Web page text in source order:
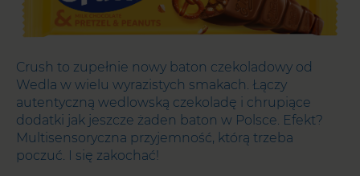
Crush to zupełnie nowy baton czekoladowy od
Wedla w wielu wyrazistych smakach. Łączy
autentyczną wedlowską czekoladę i chrupiące
dodatki jak jeszcze żaden baton w Polsce. Efekt?
Multisensoryczna przyjemność, którą trzeba
poczuć. I się zakochać!